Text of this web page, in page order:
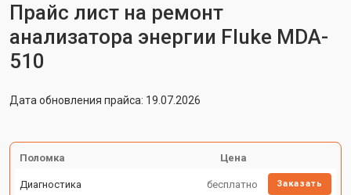
Прайс лист на ремонт
анализатора энергии Fluke MDA-
510
Дата обновления прайса: 19.07.2026
Поломка Цена
Диагностика бесплатно Заказать